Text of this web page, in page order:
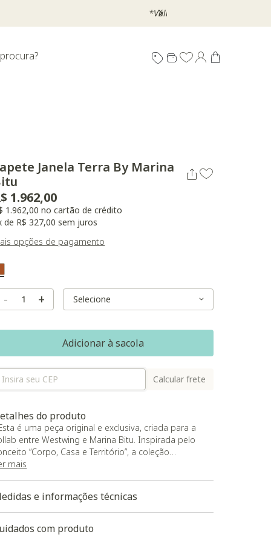
Janela Terra By Marina
1.962,00
1.962,00 no cartão de crédito
de R$ 327,00 sem juros
opções de pagamento
- + Variant Size
Variant Size
Adicionar à sacola
Calcular frete
do produto
é uma peça original e exclusiva, criada para a
entre Westwing e Marina Bitu. Inspirada pelo
“Corpo, Casa e Território”, a coleção
memórias, paisagens e símbolos afetivos
remetem à terra, ao céu e às tramas naturais do
o tapete traduz o encontro entre moda e
em uma peça autoral, sensível e cheia de
mais
e informações técnicas
com produto